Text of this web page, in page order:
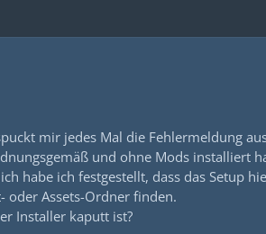
mir jedes Mal die Fehlermeldung
und ohne Mods installiert
habe ich festgestellt, dass das Setup
oder Assets-Ordner finden.
Installer kaputt ist?